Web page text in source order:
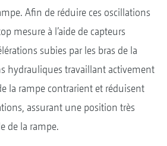
Afin de réduire ces oscillations
mesure à l’aide de capteurs
subies par les bras de la
hydrauliques travaillant activement
la rampe contrarient et réduisent
assurant une position très
de la rampe.